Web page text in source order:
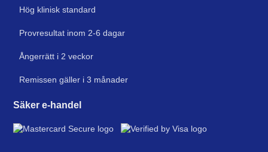
Hög klinisk standard
Provresultat inom 2-6 dagar
Ångerrätt i 2 veckor
Remissen gäller i 3 månader
Säker e-handel